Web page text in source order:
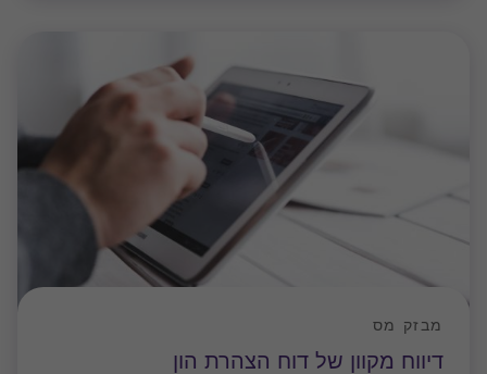
דיווח מקוון של דוח הצהרת הון
מבזק מס